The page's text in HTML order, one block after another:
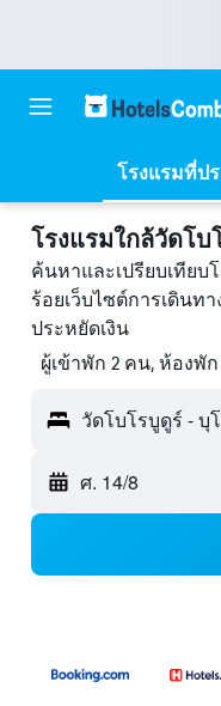
โรงแรมที่ป
โรงแรมใกล้วัดโ
ค้นหาและเปรียบเทียบ
ร้อยเว็บไซต์การเดินท
ประหยัดเงิน
ผู้เข้าพัก 2 คน, ห้องพัก
วัดโบโรบูดูร์ - บุ
ศ. 14/8